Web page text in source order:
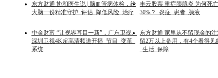
东方财通 协和医生说 | 脑血管病体检，给
大脑一份精准守护_评估_降低风险_治疗
丰云股票 重症胰腺炎 为何死
30%？_炎症_患者_胰液
中金财富 “让视界耳目一新”，广东卫视、
深圳卫视4K超高清频道开播_节目_变革_
系统
东方财通 家里从不留现金的
留2万以上备用，有4个看得见
_生活_保障